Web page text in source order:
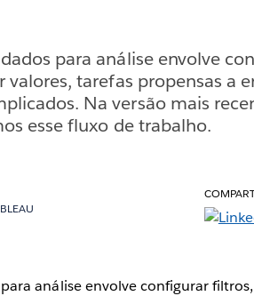
para análise envolve
tarefas propensas a
Na versão mais
esse fluxo de trabalho.
análise envolve configurar